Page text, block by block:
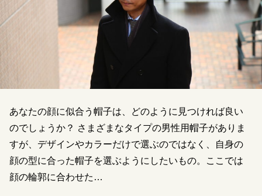
あなたの顔に似合う帽子は、どのように見つければ良い
のでしょうか？ さまざまなタイプの男性用帽子がありま
すが、デザインやカラーだけで選ぶのではなく、自身の
顔の型に合った帽子を選ぶようにしたいもの。ここでは
顔の輪郭に合わせた…